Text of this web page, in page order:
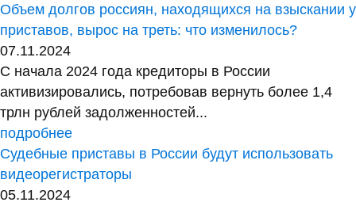
Объем долгов россиян, находящихся на взыскании у
приставов, вырос на треть: что изменилось?
07.11.2024
С начала 2024 года кредиторы в России
активизировались, потребовав вернуть более 1,4
трлн рублей задолженностей...
подробнее
Судебные приставы в России будут использовать
видеорегистраторы
05.11.2024